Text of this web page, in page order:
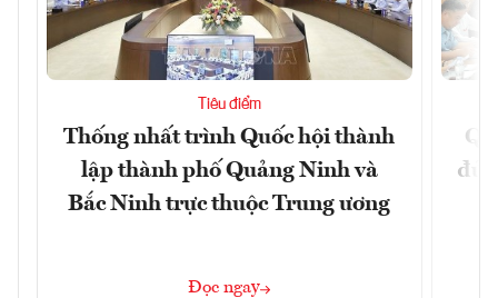
Tiêu điểm
Thống nhất trình Quốc hội thành
lập thành phố Quảng Ninh và
Bắc Ninh trực thuộc Trung ương
Đọc ngay
đủ